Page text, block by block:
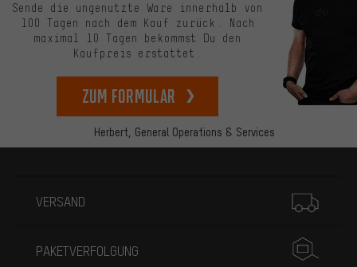
Herbert, General Operations & Services
Sende die ungenutzte Ware innerhalb von
100 Tagen nach dem Kauf zurück. Nach
maximal 10 Tagen bekommst Du den
Kaufpreis erstattet.
zum Formular
VERSAND
PAKETVERFOLGUNG